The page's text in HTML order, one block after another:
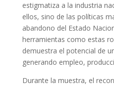
estigmatiza a la industria
ellos, sino de las políticas
abandono del Estado
herramientas como estas
demuestra el potencial de
generando empleo,
Durante la muestra, el